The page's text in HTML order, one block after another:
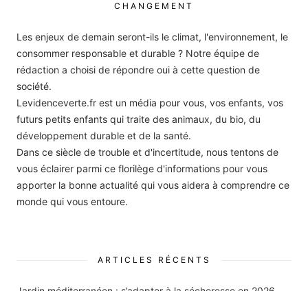
CHANGEMENT
Les enjeux de demain seront-ils le climat, l'environnement, le
consommer responsable et durable ? Notre équipe de
rédaction a choisi de répondre oui à cette question de
société.
Levidenceverte.fr est un média pour vous, vos enfants, vos
futurs petits enfants qui traite des animaux, du bio, du
développement durable et de la santé.
Dans ce siècle de trouble et d'incertitude, nous tentons de
vous éclairer parmi ce florilège d'informations pour vous
apporter la bonne actualité qui vous aidera à comprendre ce
monde qui vous entoure.
ARTICLES RÉCENTS